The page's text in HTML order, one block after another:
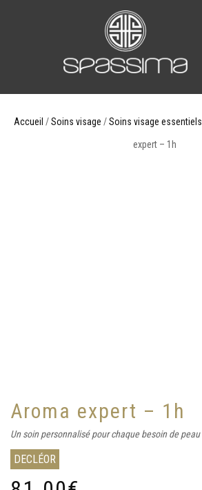
Accueil /Soins visage /Soins visage essentiels
expert – 1h
Aroma expert – 1h
Un soin personnalisé pour chaque besoin de peau
DECLÉOR